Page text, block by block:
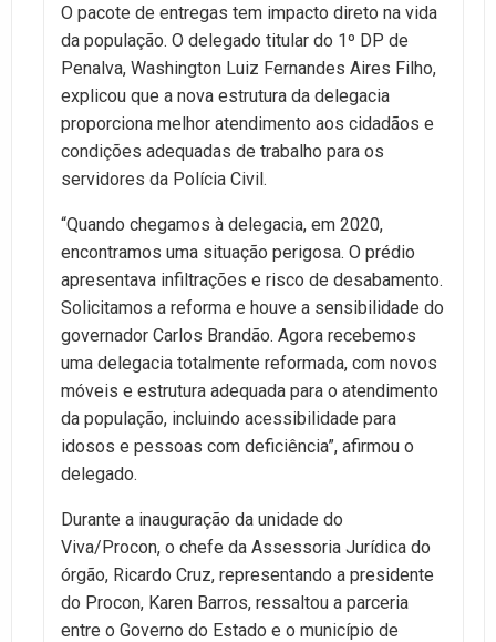
O pacote de entregas tem impacto direto na vida
da população. O delegado titular do 1º DP de
Penalva, Washington Luiz Fernandes Aires Filho,
explicou que a nova estrutura da delegacia
proporciona melhor atendimento aos cidadãos e
condições adequadas de trabalho para os
servidores da Polícia Civil.
“Quando chegamos à delegacia, em 2020,
encontramos uma situação perigosa. O prédio
apresentava infiltrações e risco de desabamento.
Solicitamos a reforma e houve a sensibilidade do
governador Carlos Brandão. Agora recebemos
uma delegacia totalmente reformada, com novos
móveis e estrutura adequada para o atendimento
da população, incluindo acessibilidade para
idosos e pessoas com deficiência”, afirmou o
delegado.
Durante a inauguração da unidade do
Viva/Procon, o chefe da Assessoria Jurídica do
órgão, Ricardo Cruz, representando a presidente
do Procon, Karen Barros, ressaltou a parceria
entre o Governo do Estado e o município de